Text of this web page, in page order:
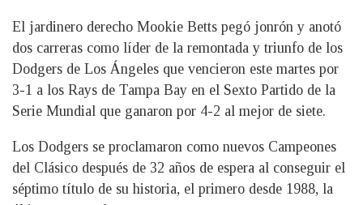
El jardinero derecho Mookie Betts pegó jonrón y anotó
dos carreras como líder de la remontada y triunfo de los
Dodgers de Los Ángeles que vencieron este martes por
3-1 a los Rays de Tampa Bay en el Sexto Partido de la
Serie Mundial que ganaron por 4-2 al mejor de siete.
Los Dodgers se proclamaron como nuevos Campeones
del Clásico después de 32 años de espera al conseguir el
séptimo título de su historia, el primero desde 1988, la